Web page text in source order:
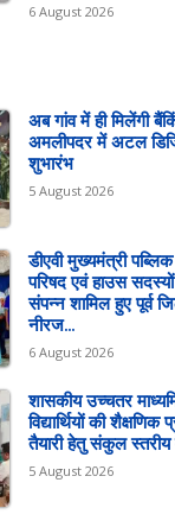
6 August 2026
अब गांव में ही मिलेंगी
अमलीपदर में अटल
शुभारंभ
5 August 2026
डीएवी मुख्यमंत्री
परिषद एवं हाउस
संपन्न शामिल हुए पूर्व
नीरज...
6 August 2026
शासकीय उच्चतर
विद्यार्थियों की
तैयारी हेतु संकुल
5 August 2026